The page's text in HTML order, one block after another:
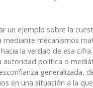
un ejemplo sobre la
mediante mecanismos
la verdad de esa
autoridad política o
generalizada,
en una situación a la